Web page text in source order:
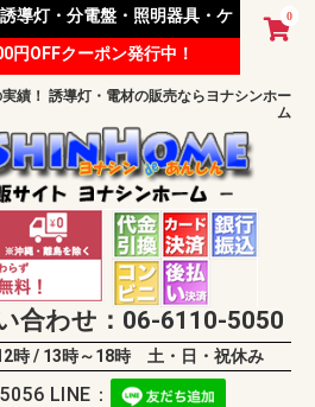
0
導灯・分電盤・照明器具・ケ
を取り扱っています。
円OFFクーポン発行中！
績！ 誘導灯・電材の販売ならヨナシンホー
ム
合わせ：06-6110-5050
時 / 13時～18時 土・日・祝休み
LINE：